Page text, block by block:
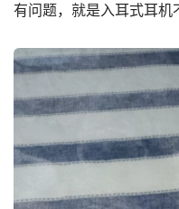
有问题，就是入耳式耳机